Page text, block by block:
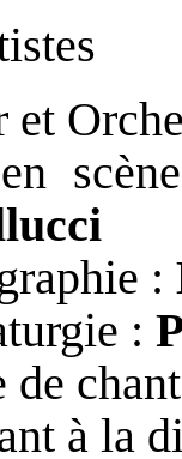
et
:
:
de
à la